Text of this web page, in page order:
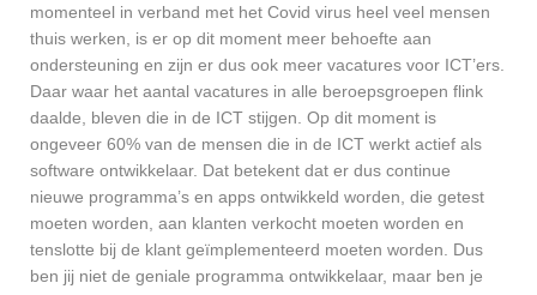
momenteel in verband met het Covid virus heel veel mensen
thuis werken, is er op dit moment meer behoefte aan
ondersteuning en zijn er dus ook meer vacatures voor ICT’ers.
Daar waar het aantal vacatures in alle beroepsgroepen flink
daalde, bleven die in de ICT stijgen. Op dit moment is
ongeveer 60% van de mensen die in de ICT werkt actief als
software ontwikkelaar. Dat betekent dat er dus continue
nieuwe programma’s en apps ontwikkeld worden, die getest
moeten worden, aan klanten verkocht moeten worden en
tenslotte bij de klant geïmplementeerd moeten worden. Dus
ben jij niet de geniale programma ontwikkelaar, maar ben je